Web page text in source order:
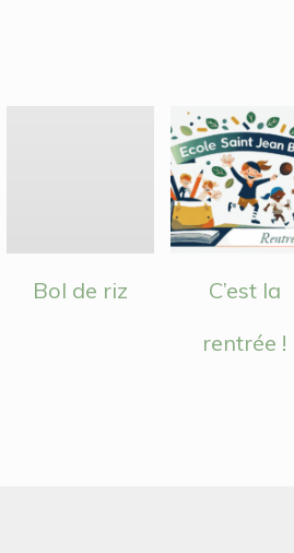
Bol de riz
C’est la
rentrée !